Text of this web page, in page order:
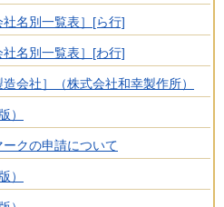
名別一覧表］[ら行]
名別一覧表］[わ行]
会社］（株式会社和幸製作所）
）
クの申請について
）